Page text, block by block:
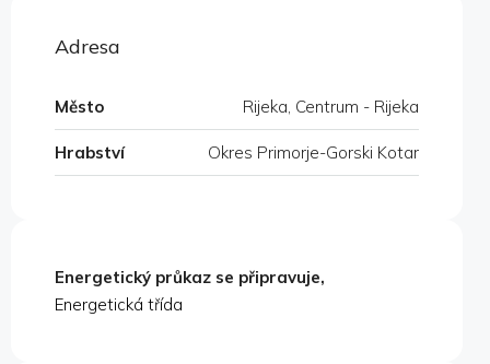
Adresa
Město Rijeka, Centrum - Rijeka
Hrabství Okres Primorje-Gorski Kotar
Energetický průkaz se připravuje,
Energetická třída